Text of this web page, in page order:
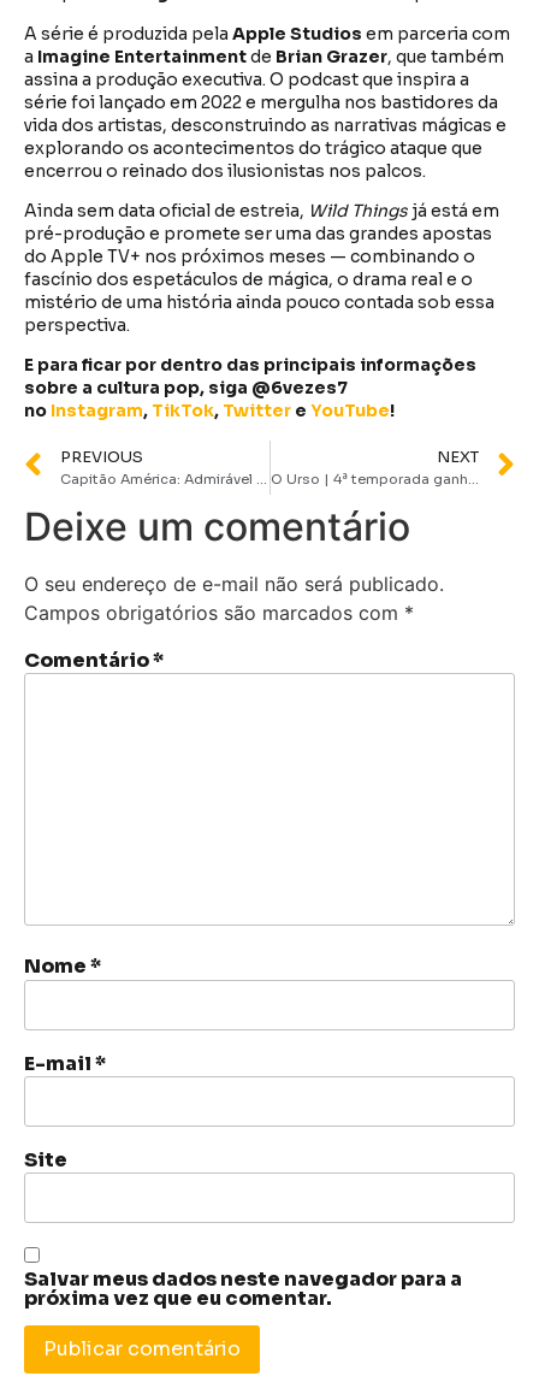
A série é produzida pela Apple Studios em parceria com
a Imagine Entertainmentde Brian Grazer, que também
assina a produção executiva. O podcast que inspira a
série foi lançado em 2022 e mergulha nos bastidores da
vida dos artistas, desconstruindo as narrativas mágicas e
explorando os acontecimentos do trágico ataque que
encerrou o reinado dos ilusionistas nos palcos.
Ainda sem data oficial de estreia, Wild Things já está em
pré-produção e promete ser uma das grandes apostas
do Apple TV+ nos próximos meses — combinando o
fascínio dos espetáculos de mágica, o drama real e o
mistério de uma história ainda pouco contada sob essa
perspectiva.
E para ficar por dentro das principais informações
sobre a cultura pop, siga @6vezes7
no Instagram, TikTok, Twitter e YouTube!
PREVIOUS
Capitão América: Admirável Mundo Novo ganha data de estreia no Disney+
NEXT
O Urso | 4ª temporada ganha data de estreia no Disney+
Deixe um comentário
O seu endereço de e-mail não será publicado.
Campos obrigatórios são marcados com *
Comentário*
Nome*
E-mail*
Site
Salvar meus dados neste navegador para a
próxima vez que eu comentar.